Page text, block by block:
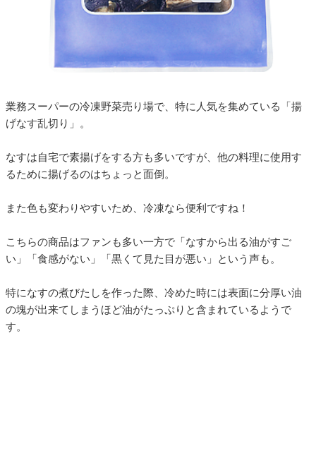
業務スーパーの冷凍野菜売り場で、特に人気を集めている「揚
げなす乱切り」。
なすは自宅で素揚げをする方も多いですが、他の料理に使用す
るために揚げるのはちょっと面倒。
また色も変わりやすいため、冷凍なら便利ですね！
こちらの商品はファンも多い一方で「なすから出る油がすご
い」「食感がない」「黒くて見た目が悪い」という声も。
特になすの煮びたしを作った際、冷めた時には表面に分厚い油
の塊が出来てしまうほど油がたっぷりと含まれているようで
す。